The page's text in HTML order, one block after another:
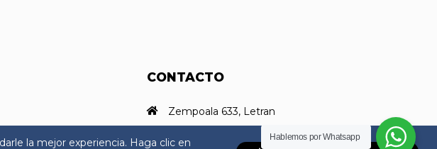
CONTACTO
Zempoala 633, Letran
Valle, Benito Juárez, 03650
la mejor experiencia. Haga clic en Hablemos por Whatsapp